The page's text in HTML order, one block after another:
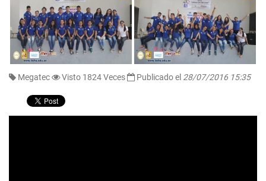
Megatec Visto 1824 Veces Publicado el 28/07/2016 15:35